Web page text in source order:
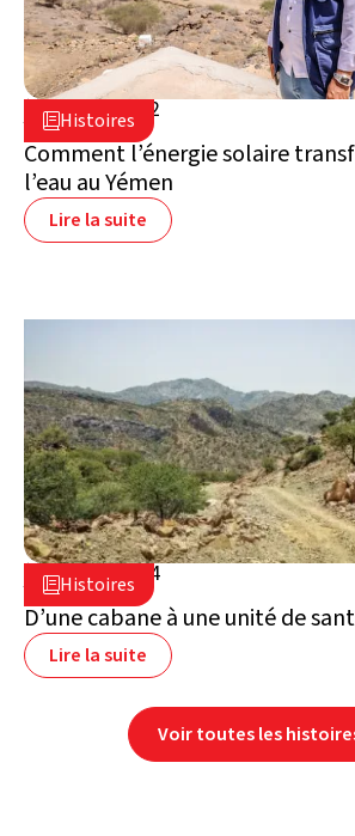
Histoires
22 mars 2022
Yémen
Comment l’énergie solaire
l’eau au Yémen
Lire la suite
Histoires
25 mars 2024
Yémen
D’une cabane à une unité de
Lire la suite
Voir toutes les